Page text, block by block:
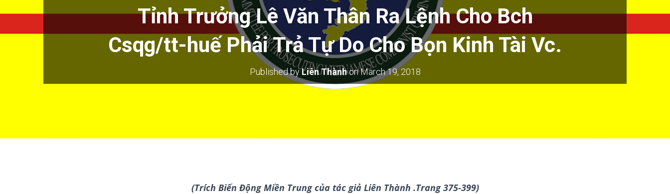
Tỉnh Trưởng Lê Văn Thân Ra Lệnh Cho Bch
Csqg/tt-huế Phải Trả Tự Do Cho Bọn Kinh Tài Vc.
Published byLiên ThànhonMarch 19, 2018
(Trích Biến Động Miền Trung của tác giả Liên Thành .Trang 375-399)